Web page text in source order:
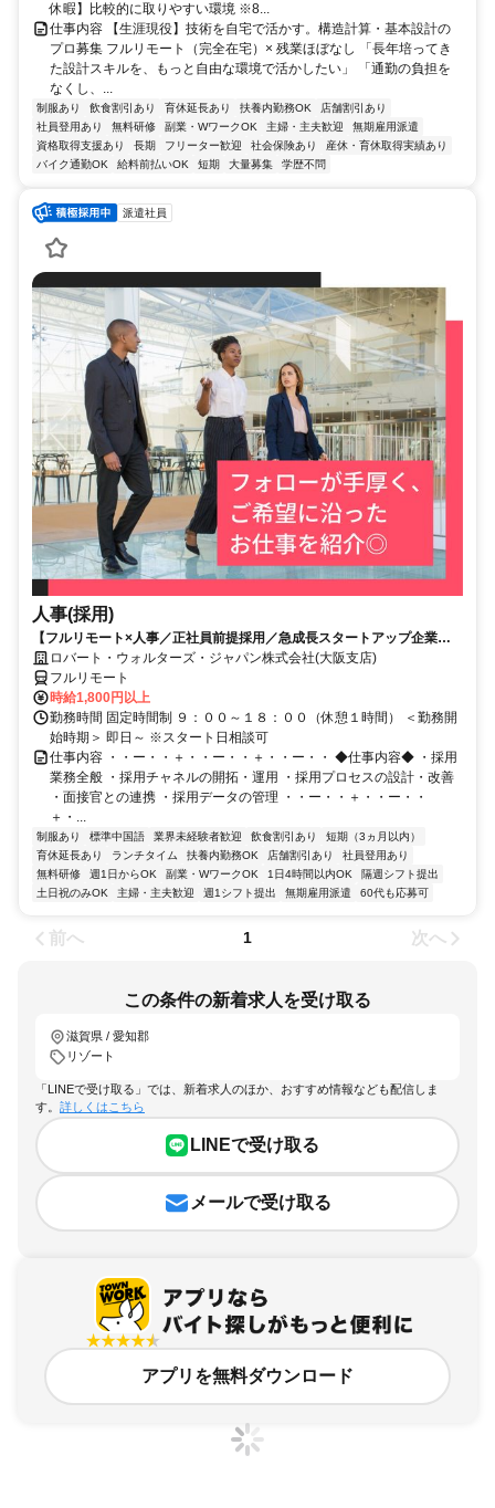
休暇】比較的に取りやすい環境 ※8...
仕事内容 【生涯現役】技術を自宅で活かす。構造計算・基本設計の
プロ募集 フルリモート（完全在宅）× 残業ほぼなし 「長年培ってき
た設計スキルを、もっと自由な環境で活かしたい」 「通勤の負担を
なくし、...
制服あり 飲食割引あり 育休延長あり 扶養内勤務OK
店舗割引あり
社員登用あり
無料研修 副業・WワークOK 主婦・主夫歓迎
無期雇用派遣
資格取得支援あり
長期 フリーター歓迎 社会保険あり
産休・育休取得実績あり
バイク通勤OK
給料前払いOK 短期 大量募集 学歴不問
派遣社員
人事(採用)
【フルリモート×人事／正社員前提採用／急成長スタートアップ企業／
英語】Robert Walters
ロバート・ウォルターズ・ジャパン株式会社(大阪支店)
フルリモート
時給1,800円以上
勤務時間 固定時間制 ９：００～１８：００（休憩１時間） ＜勤務開
始時期＞ 即日～ ※スタート日相談可
仕事内容 ・・ー・・＋・・ー・・＋・・ー・・ ◆仕事内容◆ ・採用
業務全般 ・採用チャネルの開拓・運用 ・採用プロセスの設計・改善
・面接官との連携 ・採用データの管理 ・・ー・・＋・・ー・・
＋・...
制服あり 標準中国語 業界未経験者歓迎 飲食割引あり
短期（3ヵ月以内）
育休延長あり
ランチタイム 扶養内勤務OK 店舗割引あり
社員登用あり
無料研修
週1日からOK 副業・WワークOK 1日4時間以内OK
隔週シフト提出
土日祝のみOK
主婦・主夫歓迎 週1シフト提出 無期雇用派遣 60代も応募可
前へ 1 次へ
この条件の新着求人を受け取る
滋賀県 / 愛知郡
リゾート
「LINEで受け取る」では、新着求人のほか、おすすめ情報なども配信しま
す。 詳しくはこちら
LINEで受け取る
メールで受け取る
アプリを無料ダウンロード